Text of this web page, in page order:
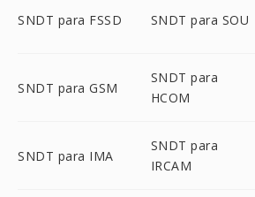
SNDT para FSSD SNDT para SOU
SNDT para GSM
SNDT para
HCOM
SNDT para IMA
SNDT para
IRCAM